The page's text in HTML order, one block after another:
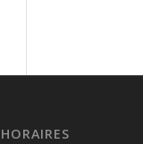
HORAIRES